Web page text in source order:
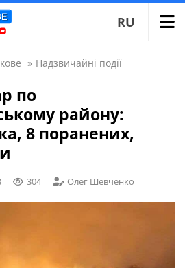
RU
» Надзвичайні події
по
району:
8 поранених,
304 Олег Шевченко